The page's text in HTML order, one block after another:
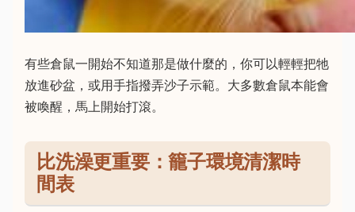
有些倉鼠一開始不知道那是做什麼的，你可以輕輕把牠
放進砂盆，或用手指撥弄沙子示範。大多數倉鼠本能會
被喚醒，馬上開始打滾。
比洗澡更重要：籠子環境清潔時
間表